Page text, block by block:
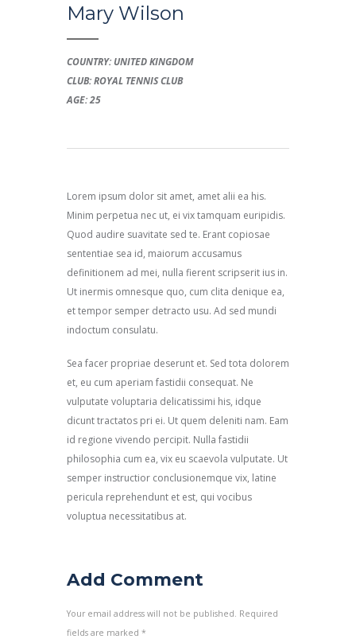
Mary Wilson
COUNTRY: UNITED KINGDOM
CLUB: ROYAL TENNIS CLUB
AGE: 25
Lorem ipsum dolor sit amet, amet alii ea his.
Minim perpetua nec ut, ei vix tamquam euripidis.
Quod audire suavitate sed te. Erant copiosae
sententiae sea id, maiorum accusamus
definitionem ad mei, nulla fierent scripserit ius in.
Ut inermis omnesque quo, cum clita denique ea,
et tempor semper detracto usu. Ad sed mundi
indoctum consulatu.
Sea facer propriae deserunt et. Sed tota dolorem
et, eu cum aperiam fastidii consequat. Ne
vulputate voluptaria delicatissimi his, idque
dicunt tractatos pri ei. Ut quem deleniti nam. Eam
id regione vivendo percipit. Nulla fastidii
philosophia cum ea, vix eu scaevola vulputate. Ut
semper instructior conclusionemque vix, latine
pericula reprehendunt et est, qui vocibus
voluptua necessitatibus at.
Add Comment
Your email address will not be published. Required
fields are marked *